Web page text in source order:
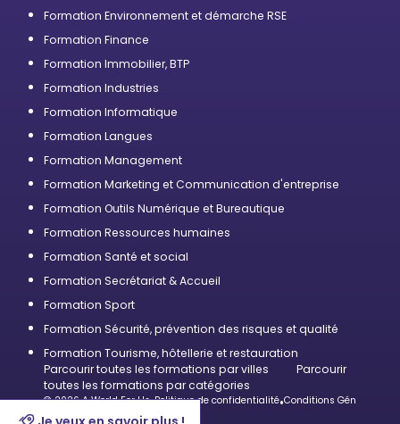
Formation Environnement et démarche RSE
Formation Finance
Formation Immobilier, BTP
Formation Industries
Formation Informatique
Formation Langues
Formation Management
Formation Marketing et Communication d'entreprise
Formation Outils Numérique et Bureautique
Formation Ressources humaines
Formation Santé et social
Formation Secrétariat & Accueil
Formation Sport
Formation Sécurité, prévention des risques et qualité
Formation Tourisme, hôtellerie et restauration
Parcourir toutes les formations par villes
Parcourir
toutes les formations par catégories
© 2026 A World For Us•Politique de confidentialité•Conditions Générales